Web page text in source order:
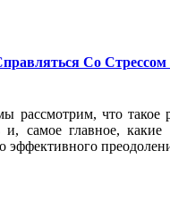
Со
рассмотрим, что такое
и, самое главное,
эффективного